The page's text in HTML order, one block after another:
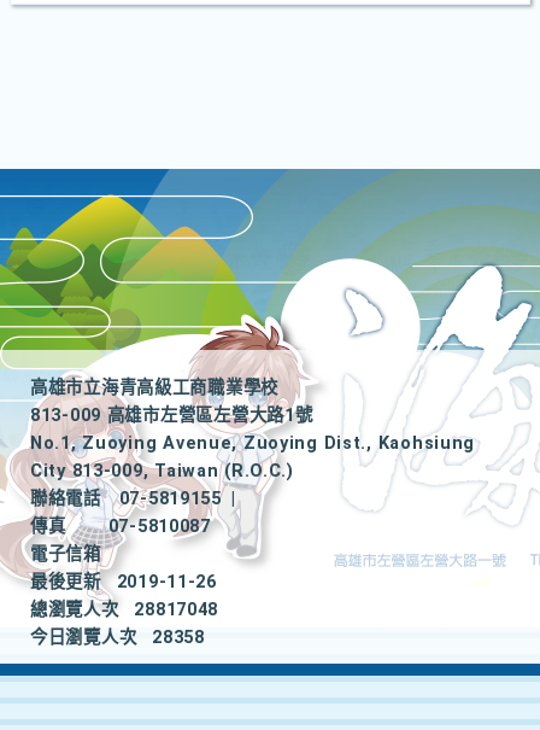
高雄市立海青高級工商職業學校
813-009 高雄市左營區左營大路1號
No.1, Zuoying Avenue, Zuoying Dist., Kaohsiung
City 813-009, Taiwan (R.O.C.)
聯絡電話
07-5819155
|
傳真
07-5810087
電子信箱
最後更新
2019-11-26
總瀏覽人次
28817048
今日瀏覽人次
28358